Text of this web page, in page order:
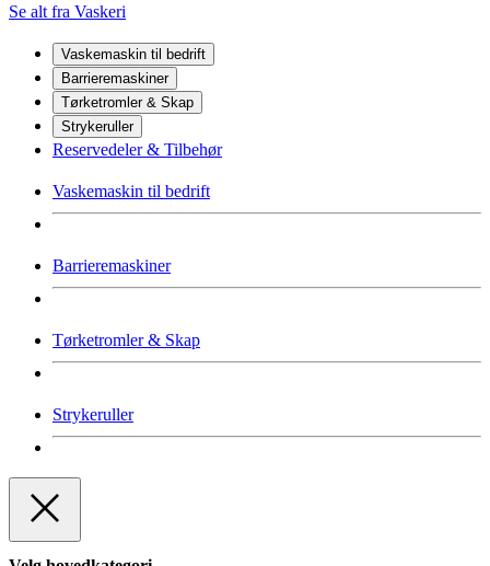
Se alt fra Vaskeri
Vaskemaskin til bedrift
Barrieremaskiner
Tørketromler & Skap
Strykeruller
Reservedeler & Tilbehør
Vaskemaskin til bedrift
Barrieremaskiner
Tørketromler & Skap
Strykeruller